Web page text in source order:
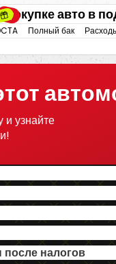
покупке авто в
Полный бак
spoguļi.
lukturi.
stiprinājumi.
ar labām
и узнайте